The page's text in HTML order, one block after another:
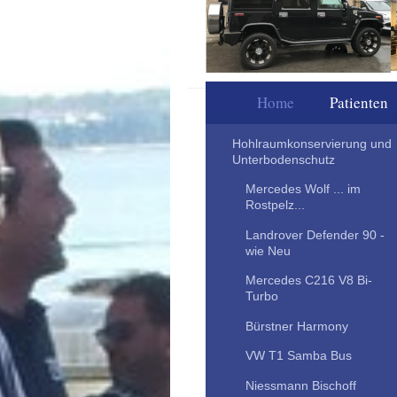
Home Patienten
Autopartner I.
Hohlraumkonservierung und
Unterbodenschutz
Mercedes Wolf ... im
Rostpelz...
Landrover Defender 90 -
wie Neu
Mercedes C216 V8 Bi-
Turbo
Bürstner Harmony
VW T1 Samba Bus
Niessmann Bischoff